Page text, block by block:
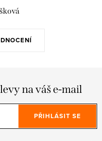
na váš e-mail
PŘIHLÁSIT SE